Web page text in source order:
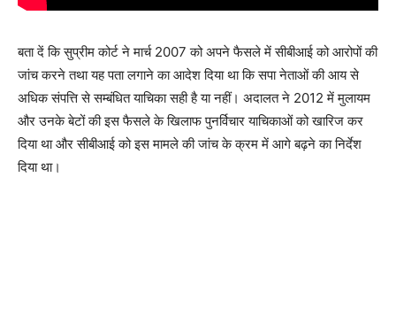
बता दें कि सुप्रीम कोर्ट ने मार्च 2007 को अपने फैसले में सीबीआई को आरोपों की
जांच करने तथा यह पता लगाने का आदेश दिया था कि सपा नेताओं की आय से
अधिक संपत्ति से सम्बंधित याचिका सही है या नहीं। अदालत ने 2012 में मुलायम
और उनके बेटों की इस फैसले के खिलाफ पुनर्विचार याचिकाओं को खारिज कर
दिया था और सीबीआई को इस मामले की जांच के क्रम में आगे बढ़ने का निर्देश
दिया था।